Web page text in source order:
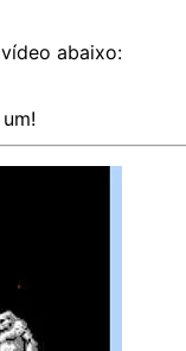
abaixo: